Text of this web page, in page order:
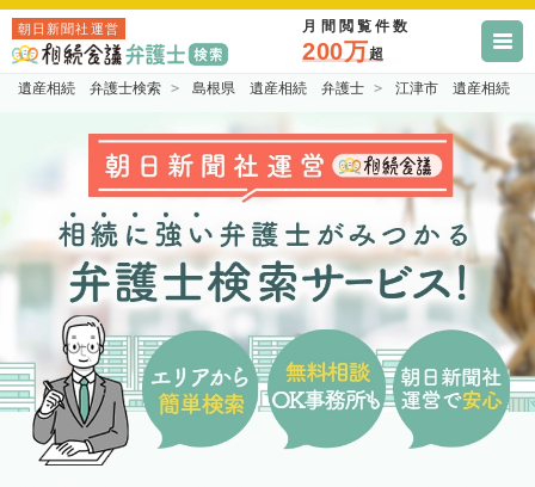
朝日新聞社運営 月間閲覧件数
200万超
遺産相続 弁護士検索 島根県 遺産相続 弁護士 江津市 遺産相続